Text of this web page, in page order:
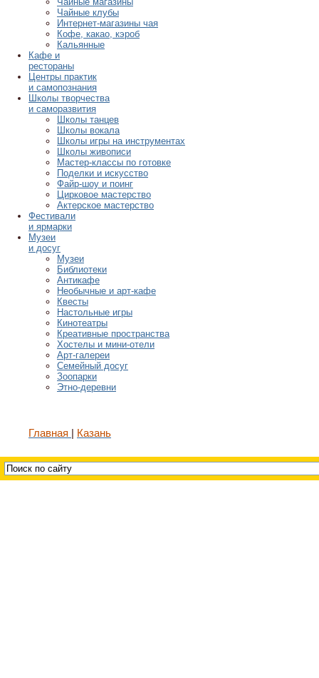
Чайные клубы
Интернет-магазины чая
Кофе, какао, кэроб
Кальянные
Кафе и
рестораны
Центры практик
и самопознания
Школы творчества
и саморазвития
Школы танцев
Школы вокала
Школы игры на инструментах
Школы живописи
Мастер-классы по готовке
Поделки и искусство
Файр-шоу и поинг
Цирковое мастерство
Актерское мастерство
Фестивали
и ярмарки
Музеи
и досуг
Музеи
Библиотеки
Антикафе
Необычные и арт-кафе
Квесты
Настольные игры
Кинотеатры
Креативные пространства
Хостелы и мини-отели
Арт-галереи
Семейный досуг
Зоопарки
Этно-деревни
Главная Казань